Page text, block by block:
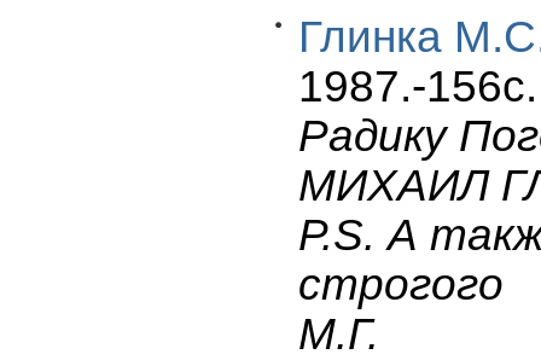
Глинка
1987.-
Радику
МИХАИЛ
Р.S. А
строгого
М.Г.